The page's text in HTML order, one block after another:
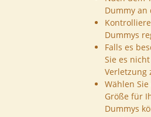
Dummy an
Dummys
Falls es
Sie es
Verletzung
Wählen
Größe für
Dummys